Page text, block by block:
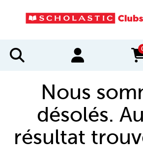
Nous
désolés.
résultat